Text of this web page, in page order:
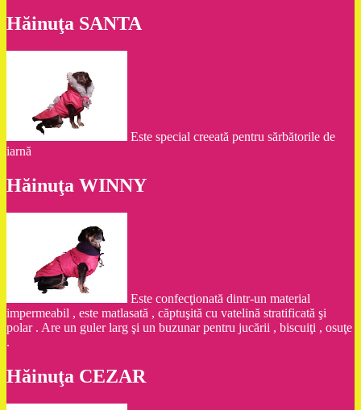
Hăinuţa SANTA
Este special creeată pentru sărbătorile de
iarnă
Hăinuţa WINNY
Este confecţionată dintr-un material
impermeabil , este matlasată , căptuşită cu vatelină stratificată şi
polar . Are un guler larg şi un buzunar pentru jucării , biscuiţi , osuţe
.
Hăinuţa CEZAR